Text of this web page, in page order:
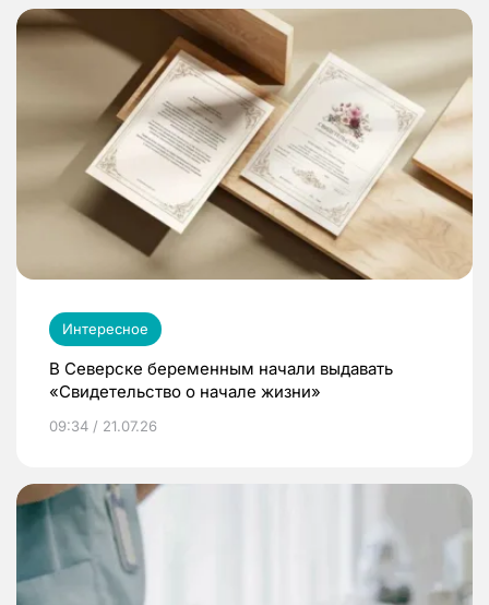
Интересное
В Северске беременным начали выдавать
«Свидетельство о начале жизни»
09:34 / 21.07.26